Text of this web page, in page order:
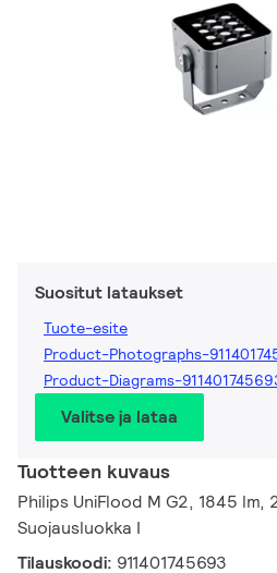
Suositut lataukset
Tuote-esite
Product-Photographs-
Product-Diagrams-
Valitse ja lataa
Tuotteen kuvaus
Philips UniFlood M G2, 1845 lm,
Suojausluokka I
Tilauskoodi: 911401745693